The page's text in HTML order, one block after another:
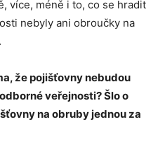
více, méně i to, co se hradit
nebyly ani obroučky na
že pojišťovny nebudou
veřejnosti? Šlo o
na obruby jednou za